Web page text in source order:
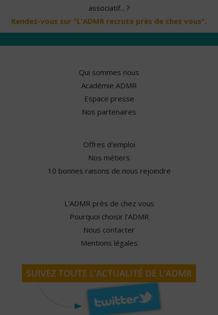
associatif... ?
Rendez-vous sur "L'ADMR recrute près de chez vous".
Qui sommes nous
Académie ADMR
Espace presse
Nos partenaires
Offres d'emploi
Nos métiers
10 bonnes raisons de nous rejoindre
L'ADMR près de chez vous
Pourquoi choisir l'ADMR
Nous contacter
Mentions légales